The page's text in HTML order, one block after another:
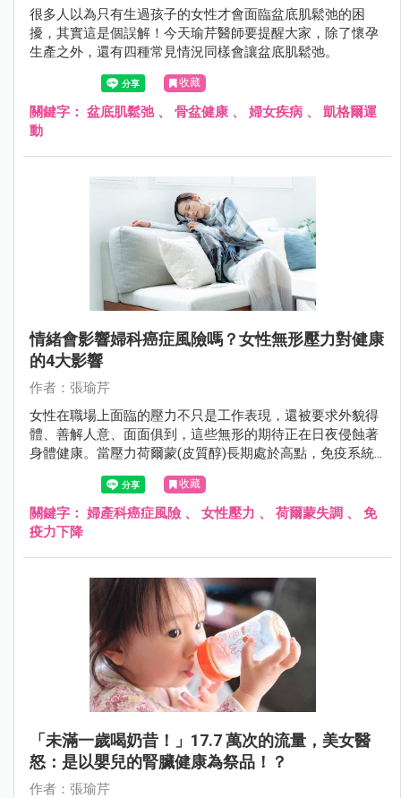
很多人以為只有生過孩子的女性才會面臨盆底肌鬆弛的困
擾，其實這是個誤解！今天瑜芹醫師要提醒大家，除了懷孕
生產之外，還有四種常見情況同樣會讓盆底肌鬆弛。
收藏
關鍵字： 盆底肌鬆弛、 骨盆健康 、 婦女疾病 、 凱格爾運
動
情緒會影響婦科癌症風險嗎？女性無形壓力對健康
的4大影響
作者：張瑜芹
女性在職場上面臨的壓力不只是工作表現，還被要求外貌得
體、善解人意、面面俱到，這些無形的期待正在日夜侵蝕著
身體健康。當壓力荷爾蒙(皮質醇)長期處於高點，免疫系統
受到抑制，就會造成細胞修復功能下降、荷爾蒙失調。
收藏
關鍵字： 婦產科癌症風險 、 女性壓力 、 荷爾蒙失調 、 免
疫力下降
「未滿一歲喝奶昔！」17.7 萬次的流量，美女醫
怒：是以嬰兒的腎臟健康為祭品！？
作者：張瑜芹